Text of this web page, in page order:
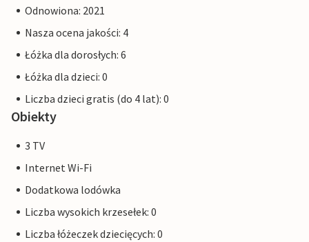
Odnowiona: 2021
Nasza ocena jakości: 4
Łóżka dla dorosłych: 6
Łóżka dla dzieci: 0
Liczba dzieci gratis (do 4 lat): 0
Obiekty
3 TV
Internet Wi-Fi
Dodatkowa lodówka
Liczba wysokich krzesełek: 0
Liczba łóżeczek dziecięcych: 0